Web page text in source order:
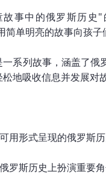
事中的俄罗斯历史
单明亮的故事向孩子
系列故事，涵盖了俄
地吸收信息并发展对
用形式呈现的俄罗斯历
罗斯历史上扮演重要